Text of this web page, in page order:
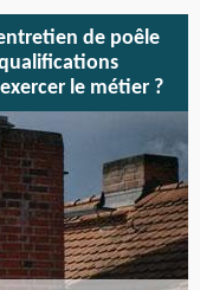
de poêle
le métier ?